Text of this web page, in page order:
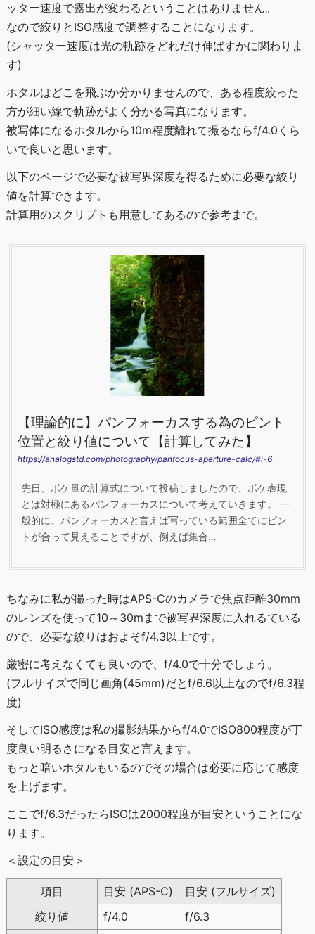
ッター速度で露出が変わるということはありません。
なので絞りとISO感度で調整することになります。
(シャッター速度は光の軌跡をどれだけ伸ばすかに関わりま
す)
ホタルはどこを飛ぶか分かりませんので、ある程度絞った
方が細い線で軌跡がよく分かる写真になります。
被写体になるホタルから10m程度離れて撮るならf/4.0くら
いで良いと思います。
以下のページで必要な被写界深度を得るために必要な絞り
値を計算できます。
計算用のスクリプトも用意してあるので参考まで。
【理論的に】パンフォーカスする為のピント
位置と絞り値について【計算してみた】
https://analogstd.com/photography/panfocus-aperture-calc/#i-6
先日、ボケ量の計算式について投稿しましたので、ボケ表現
とは対極にあるパンフォーカスについて考えていきます。 一
般的に、パンフォーカスと言えば写っている範囲全てにピン
トが合って見えることですが、例えば集合…
ちなみに私が撮った時はAPS-Cのカメラで焦点距離30mm
のレンズを使って10～30mまで被写界深度に入れるている
ので、必要な絞りはおよそf/4.3以上です。
厳密に考えなくても良いので、f/4.0で十分でしょう。
(フルサイズで同じ画角(45mm)だとf/6.6以上なのでf/6.3程
度)
そしてISO感度は私の撮影結果からf/4.0でISO800程度が丁
度良い明るさになる目安と言えます。
もっと暗いホタルもいるのでその場合は必要に応じて感度
を上げます。
ここでf/6.3だったらISOは2000程度が目安ということにな
ります。
＜設定の目安＞
項目 目安 (APS-C)
目安 (フルサイズ)
絞り値
f/4.0
f/6.3